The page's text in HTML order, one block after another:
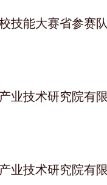
技能大赛省参赛
业技术研究院有
业技术研究院有